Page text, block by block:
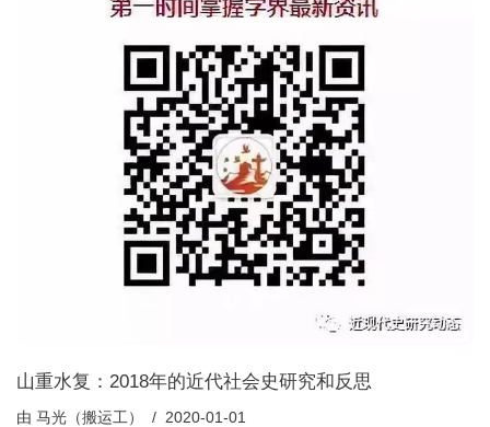
山重水复：2018年的近代社会史研究和反思
由 马光（搬运工） 2020-01-01